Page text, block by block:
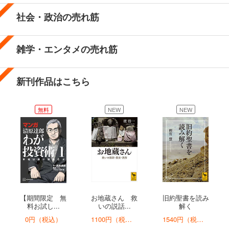
社会・政治の売れ筋
雑学・エンタメの売れ筋
新刊作品はこちら
無料
【期間限定 無
料お試し...
0円（税込）
NEW
お地蔵さん 救
いの説話...
1100円（税込）
NEW
旧約聖書を読み
解く
1540円（税込）